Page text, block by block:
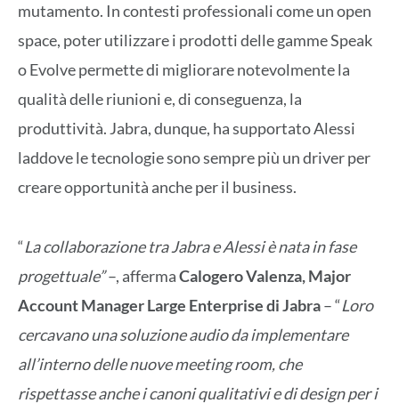
mutamento. In contesti professionali come un open
space, poter utilizzare i prodotti delle gamme Speak
o Evolve permette di migliorare notevolmente la
qualità delle riunioni e, di conseguenza, la
produttività. Jabra, dunque, ha supportato Alessi
laddove le tecnologie sono sempre più un driver per
creare opportunità anche per il business.
“La collaborazione traJabrae Alessi è nata in fase
progettuale”–, affermaCalogero Valenza, Major
Account Manager Large Enterprise diJabra– “Loro
cercavano una soluzione audio da implementare
all’interno delle nuove meeting room, che
rispettasse anche i canoni qualitativi e di design per i